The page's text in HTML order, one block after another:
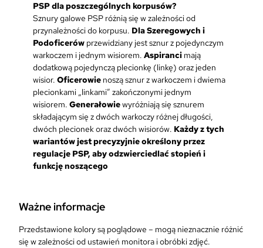
PSP dla poszczególnych korpusów?
Sznury galowe PSP różnią się w zależności od
przynależności do korpusu. Dla Szeregowych i
Podoficerów przewidziany jest sznur z pojedynczym
warkoczem i jednym wisiorem. Aspiranci mają
dodatkową pojedynczą plecionkę (linkę) oraz jeden
wisior. Oficerowie noszą sznur z warkoczem i dwiema
plecionkami „linkami” zakończonymi jednym
wisiorem. Generałowiewyróżniają się sznurem
składającym się z dwóch warkoczy różnej długości,
dwóch plecionek oraz dwóch wisiorów. Każdy z tych
wariantów jest precyzyjnie określony przez
regulacje PSP, aby odzwierciedlać stopień i
funkcję noszącego
Ważne informacje
Przedstawione kolory są poglądowe – mogą nieznacznie różnić
się w zależności od ustawień monitora i obróbki zdjęć.